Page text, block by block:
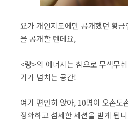
요가 개인지도에만 공개했던 황
을 공개할 텐데요,
<랑>의 에너지는 참으로 무색무
기가 넘치는 공간!
여기 편안히 앉아, 10명이 오손도
정확하고 섬세한 세션을 받게 됩